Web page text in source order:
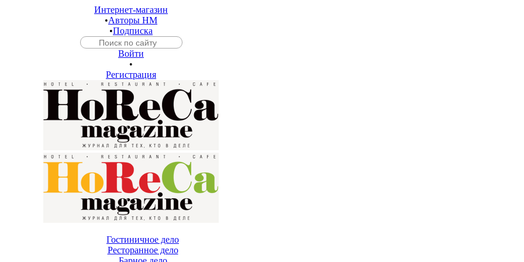
Интернет-магазин
•Авторы HM
•Подписка
Войти
•
Регистрация
Гостиничное дело
Ресторанное дело